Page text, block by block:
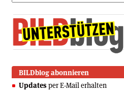
BILDblog abonnieren
Updates per E-Mail erhalten